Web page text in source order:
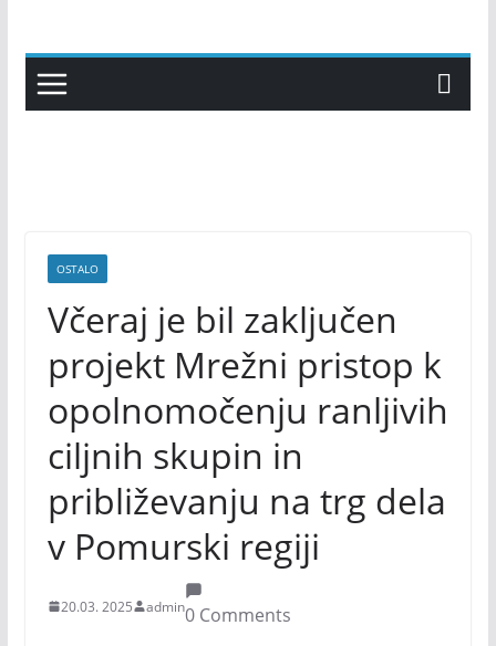
content
OSTALO
Včeraj je bil zaključen
projekt Mrežni pristop k
opolnomočenju ranljivih
ciljnih skupin in
približevanju na trg dela
v Pomurski regiji
20.03. 2025 admin0 Comments